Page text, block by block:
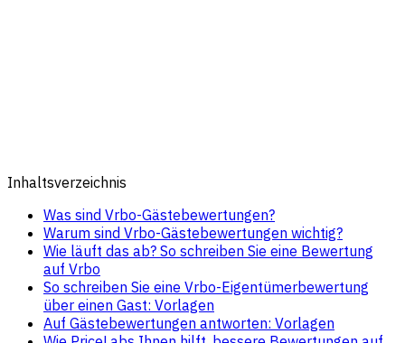
Inhaltsverzeichnis
Was sind Vrbo-Gästebewertungen?
Warum sind Vrbo-Gästebewertungen wichtig?
Wie läuft das ab? So schreiben Sie eine Bewertung
auf Vrbo
So schreiben Sie eine Vrbo-Eigentümerbewertung
über einen Gast: Vorlagen
Auf Gästebewertungen antworten: Vorlagen